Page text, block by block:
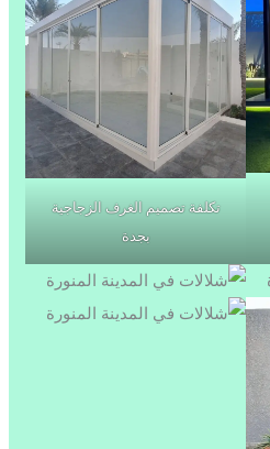
تكلفة تصميم الغرف الزجاجية
بجدة